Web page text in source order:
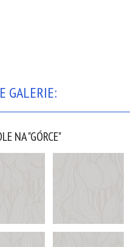
GALERIE:
NA "GÓRCE"